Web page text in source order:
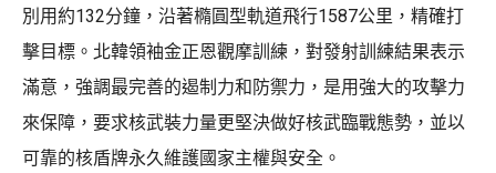
別用約132分鐘，沿著橢圓型軌道飛行1587公里，精確打
擊目標。北韓領袖金正恩觀摩訓練，對發射訓練結果表示
滿意，強調最完善的遏制力和防禦力，是用強大的攻擊力
來保障，要求核武裝力量更堅決做好核武臨戰態勢，並以
可靠的核盾牌永久維護國家主權與安全。